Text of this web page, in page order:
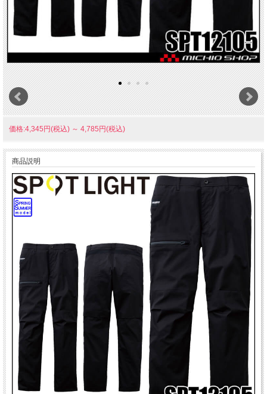
価格:4,345円(税込) ～ 4,785円(税込)
商品説明